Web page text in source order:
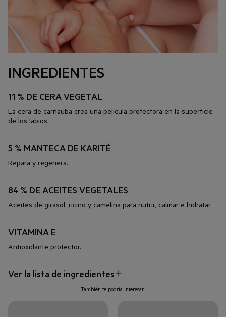
INGREDIENTES
11 % DE CERA VEGETAL
La cera de carnauba crea una película protectora en la superficie
de los labios.
5 % MANTECA DE KARITÉ
Repara y regenera.
84 % DE ACEITES VEGETALES
Aceites de girasol, ricino y camelina para nutrir, calmar e hidratar.
VITAMINA E
Antioxidante protector.
Ver la lista de ingredientes
También te podría interesar...